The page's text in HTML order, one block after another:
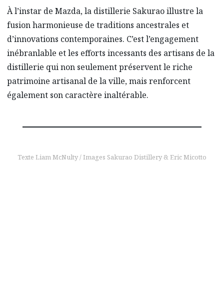
À l’instar de Mazda, la distillerie Sakurao illustre la
fusion harmonieuse de traditions ancestrales et
d’innovations contemporaines. C’est l’engagement
inébranlable et les efforts incessants des artisans de la
distillerie qui non seulement préservent le riche
patrimoine artisanal de la ville, mais renforcent
également son caractère inaltérable.
Texte Liam McNulty / Images Sakurao Distillery & Eric Micotto